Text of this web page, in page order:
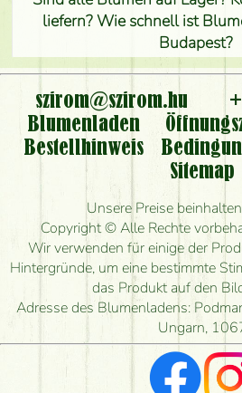
liefern? Wie schnell ist
Budapest?
Ist der Blumenladen non
Kann ich den bestellten
nehmen oder nur per
Ist eine Bestellung für
Wie lange kann ich heute
bestellen?
Wie schnell können Sie
herstellen und wann können
liefern?
Ich suche rote Rosen,
szirom@szirom.hu
Blumenladen
Bestellhinweis
Sitemap
Unsere Preise
Copyright © Alle Rechte
Wir verwenden für einige der
Hintergründe, um eine bestimmte
das Produkt auf den
Adresse des Blumenladens:
Ungarn,